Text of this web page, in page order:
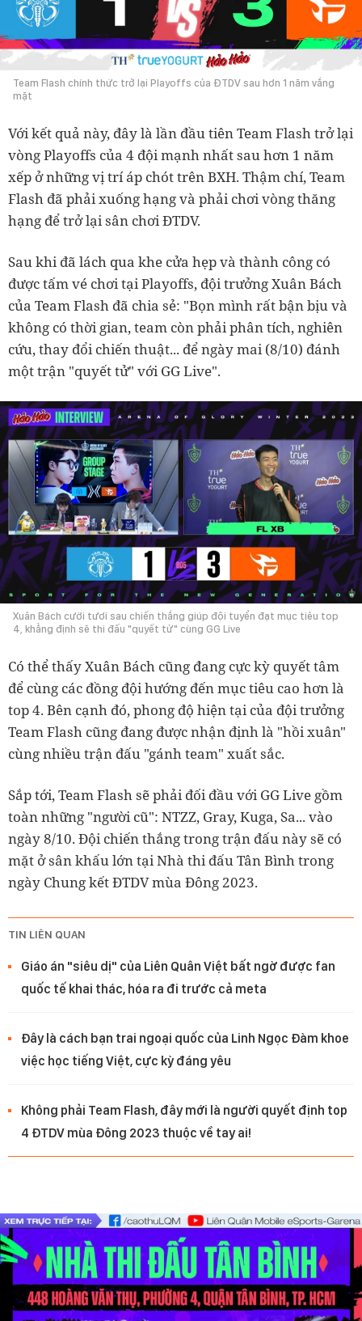
Team Flash chính thức trở lại Playoffs của ĐTDV sau hơn 1 năm vắng
mặt
Với kết quả này, đây là lần đầu tiên Team Flash trở lại
vòng Playoffs của 4 đội mạnh nhất sau hơn 1 năm
xếp ở những vị trí áp chót trên BXH. Thậm chí, Team
Flash đã phải xuống hạng và phải chơi vòng thăng
hạng để trở lại sân chơi ĐTDV.
Sau khi đã lách qua khe cửa hẹp và thành công có
được tấm vé chơi tại Playoffs, đội trưởng Xuân Bách
của Team Flash đã chia sẻ: "Bọn mình rất bận bịu và
không có thời gian, team còn phải phân tích, nghiên
cứu, thay đổi chiến thuật... để ngày mai (8/10) đánh
một trận "quyết tử" với GG Live".
Xuân Bách cười tươi sau chiến thắng giúp đội tuyển đạt mục tiêu top
4, khẳng định sẽ thi đấu "quyết tử" cùng GG Live
Có thể thấy Xuân Bách cũng đang cực kỳ quyết tâm
để cùng các đồng đội hướng đến mục tiêu cao hơn là
top 4. Bên cạnh đó, phong độ hiện tại của đội trưởng
Team Flash cũng đang được nhận định là "hồi xuân"
cùng nhiều trận đấu "gánh team" xuất sắc.
Sắp tới, Team Flash sẽ phải đối đầu với GG Live gồm
toàn những "người cũ": NTZZ, Gray, Kuga, Sa... vào
ngày 8/10. Đội chiến thắng trong trận đấu này sẽ có
mặt ở sân khấu lớn tại Nhà thi đấu Tân Bình trong
ngày Chung kết ĐTDV mùa Đông 2023.
TIN LIÊN QUAN
Giáo án "siêu dị" của Liên Quân Việt bất ngờ được fan
quốc tế khai thác, hóa ra đi trước cả meta
Đây là cách bạn trai ngoại quốc của Linh Ngọc Đàm khoe
việc học tiếng Việt, cực kỳ đáng yêu
Không phải Team Flash, đây mới là người quyết định top
4 ĐTDV mùa Đông 2023 thuộc về tay ai!